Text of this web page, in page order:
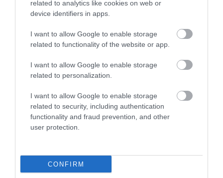
related to analytics like cookies on web or
device identifiers in apps.
I want to allow Google to enable storage
related to functionality of the website or app.
I want to allow Google to enable storage
related to personalization.
I want to allow Google to enable storage
related to security, including authentication
functionality and fraud prevention, and other
user protection.
CONFIRM
A hercegné olaszországi útját sokan fontos jelzésként
értékelték: Katalin jelenléte újra látványos a
, de a tempója
továbbra is óvatos. Vilmos szavai alapján a család
legfontosabb.
Olvasd el ezt is!
Katalin nyomdokaiba léphet egyetlen
Sarolta hercegnő
megismerkedett Vilmos herceggel
Katalin hercegné finoman jelezte: készen